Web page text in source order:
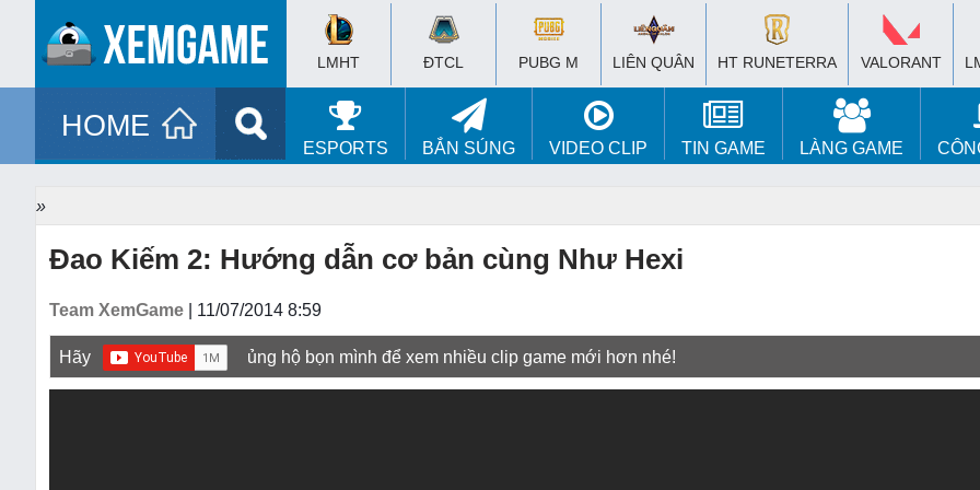
LMHT ĐTCL PUBG M LIÊN QUÂN HT RUNETERRA VALORANT
HOME
ESPORTS BẮN SÚNG VIDEO CLIP TIN GAME LÀNG GAME
»
Đao Kiếm 2: Hướng dẫn cơ bản cùng Như Hexi
Team XemGame | 11/07/2014 8:59
Hãy ủng hộ bọn mình để xem nhiều clip game mới hơn nhé!